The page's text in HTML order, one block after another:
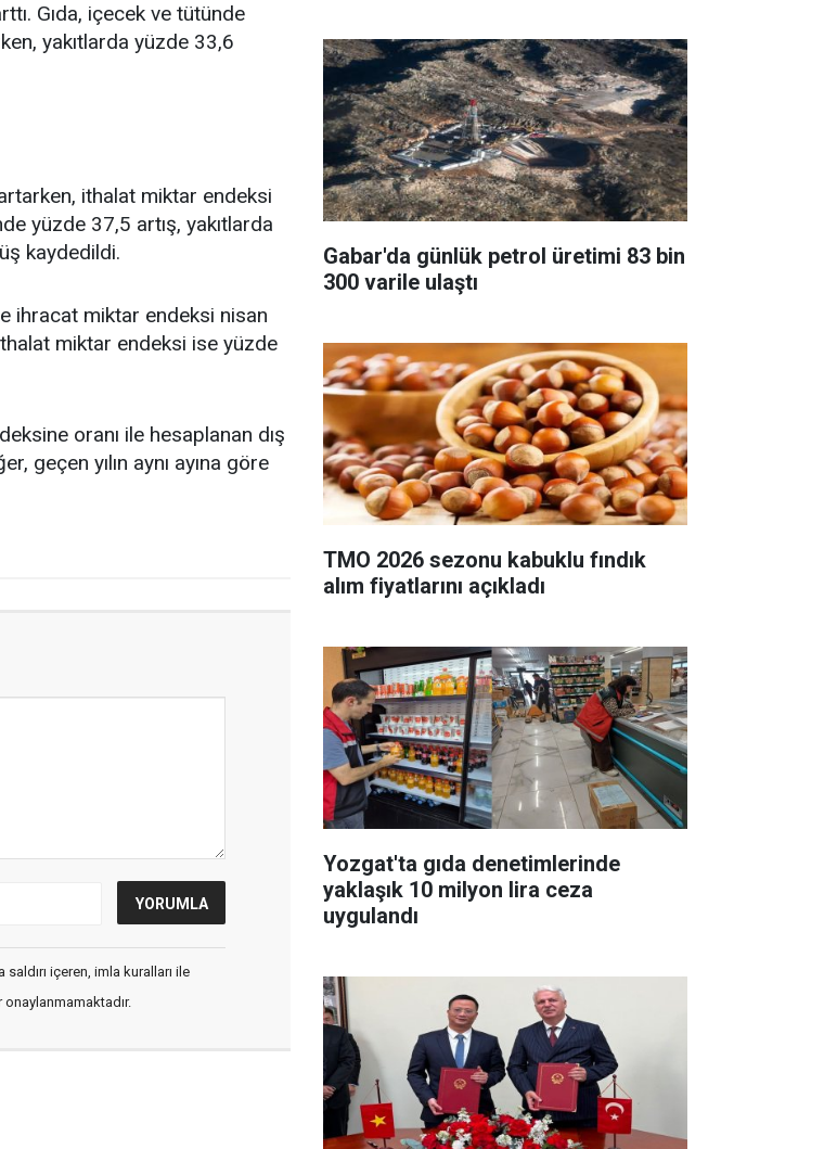
Gıda, içecek ve tütünde
yakıtlarda yüzde 33,6
ithalat miktar endeksi
yüzde 37,5 artış, yakıtlarda
kaydedildi.
ihracat miktar endeksi nisan
miktar endeksi ise yüzde
oranı ile hesaplanan dış
geçen yılın aynı ayına göre
içeren, imla kuralları ile
onaylanmamaktadır.
Gabar'da günlük petrol üretimi 83 bin
300 varile ulaştı
TMO 2026 sezonu kabuklu fındık
alım fiyatlarını açıkladı
Yozgat'ta gıda denetimlerinde
yaklaşık 10 milyon lira ceza
uygulandı